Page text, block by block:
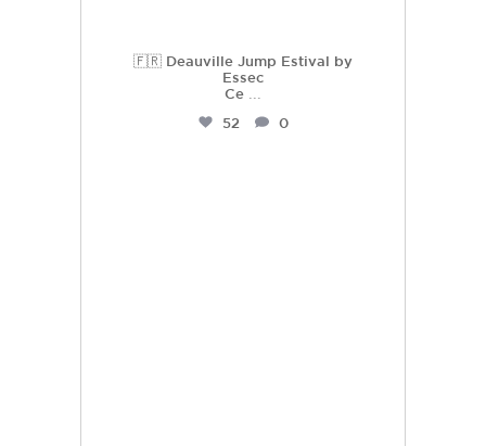
🇫🇷 Deauville Jump Estival by
Essec
Ce ...
52
0